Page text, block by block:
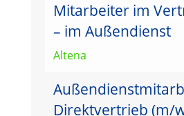
Mitarbeiter im
– im Außendienst
Altena
Direktvertrieb (m/